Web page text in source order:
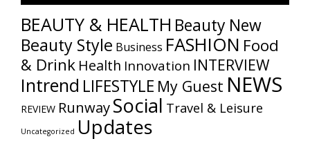
BEAUTY & HEALTH Beauty New
Beauty Style Business FASHION Food
& Drink Health Innovation INTERVIEW
Intrend LIFESTYLE My​ Guest NEWS
REVIEW RunwaySocial Travel & Leisure
Uncategorized Updates